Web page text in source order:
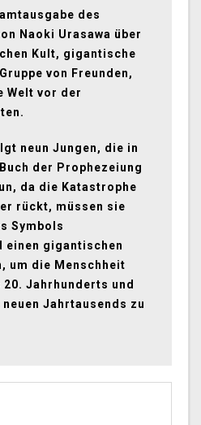
des
Naoki Urasawa über
Kult, gigantische
von Freunden,
Welt vor der
neun Jungen, die in
der Prophezeiung
da die Katastrophe
rückt, müssen sie
Symbols
einen gigantischen
um die Menschheit
20. Jahrhunderts und
Jahrtausends zu